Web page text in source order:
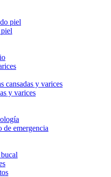
piel
cansadas y varices
y varices
emergencia